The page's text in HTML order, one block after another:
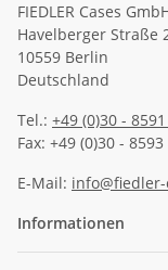
FIEDLER Cases
Havelberger Straße
10559 Berlin
Deutschland
Tel.: +49 (0)30 -
Fax: +49 (0)30 -
E-Mail:
Informationen